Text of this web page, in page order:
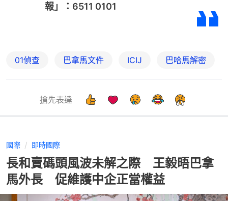
報」：6511 0101
01偵查 巴拿馬文件 ICIJ 巴哈馬解密
搶先表達
國際 即時國際
長和賣碼頭風波未解之際 王毅晤巴拿
馬外長 促維護中企正當權益